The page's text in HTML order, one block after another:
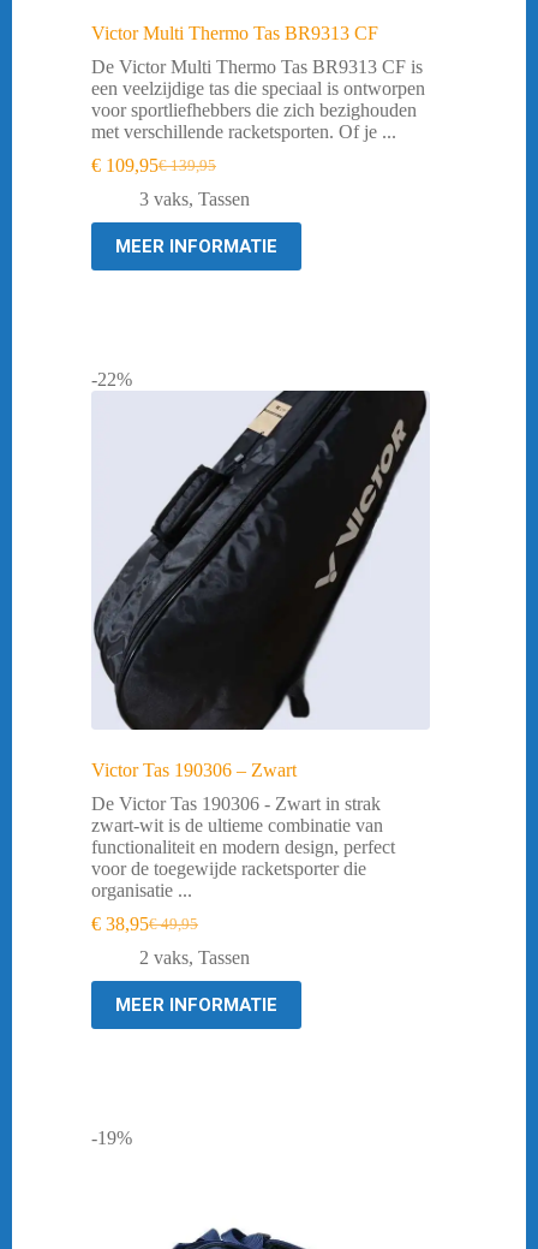
Victor Multi Thermo Tas BR9313 CF
De Victor Multi Thermo Tas BR9313 CF is
een veelzijdige tas die speciaal is ontworpen
voor sportliefhebbers die zich bezighouden
met verschillende racketsporten. Of je ...
€139,95
Oorspronkelijke
prijs
was:
€ 139,95.
€ 109,95Huidige
prijs
is:
€ 109,95.
3 vaks, Tassen
MEER INFORMATIE
-22%
Victor Tas 190306 – Zwart
De Victor Tas 190306 - Zwart in strak
zwart-wit is de ultieme combinatie van
functionaliteit en modern design, perfect
voor de toegewijde racketsporter die
organisatie ...
€49,95
Oorspronkelijke
prijs
was:
€ 49,95.
€ 38,95Huidige
prijs
is:
€ 38,95.
2 vaks, Tassen
MEER INFORMATIE
-19%